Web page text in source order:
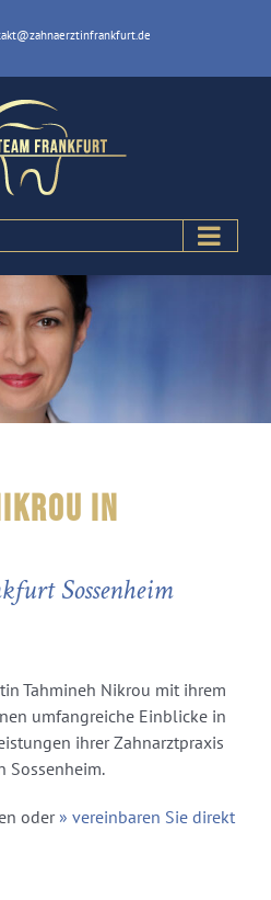
IN
Sossenheim
Tahmineh Nikrou mit ihrem
umfangreiche Einblicke in
ihrer Zahnarztpraxis
Sossenheim.
oder» vereinbaren Sie direkt